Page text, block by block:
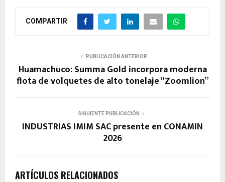
COMPARTIR
PUBLICACIÓN ANTERIOR
Huamachuco: Summa Gold incorpora moderna
flota de volquetes de alto tonelaje “Zoomlion”
SIGUIENTE PUBLICACIÓN
INDUSTRIAS IMIM SAC presente en CONAMIN
2026
ARTÍCULOS RELACIONADOS